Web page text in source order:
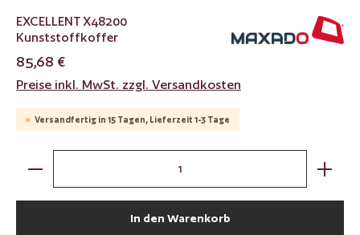
EXCELLENT X48200
Kunststoffkoffer
85,68 €
Preise inkl. MwSt. zzgl. Versandkosten
Versandfertig in 15 Tagen, Lieferzeit 1-3 Tage
Produkt Anzahl: Gib den gewünschten Wert ein oder
In den Warenkorb